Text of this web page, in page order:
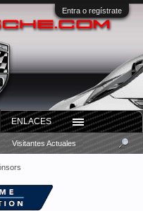
Entra o regístrate
Visitantes Actuales
ENLACES